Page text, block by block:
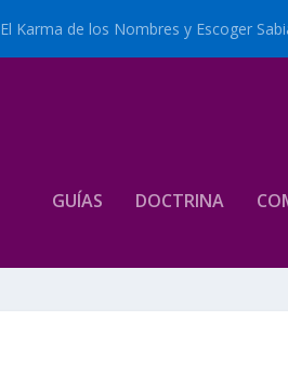
El Karma de los Nombres y Escoger
GUÍAS DOCTRINA